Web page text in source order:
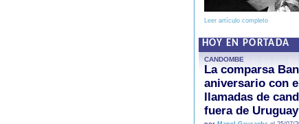
Leer artículo completo
HOY EN PORTADA
CANDOMBE
La comparsa
aniversario con
llamadas de
fuera de Uruguay